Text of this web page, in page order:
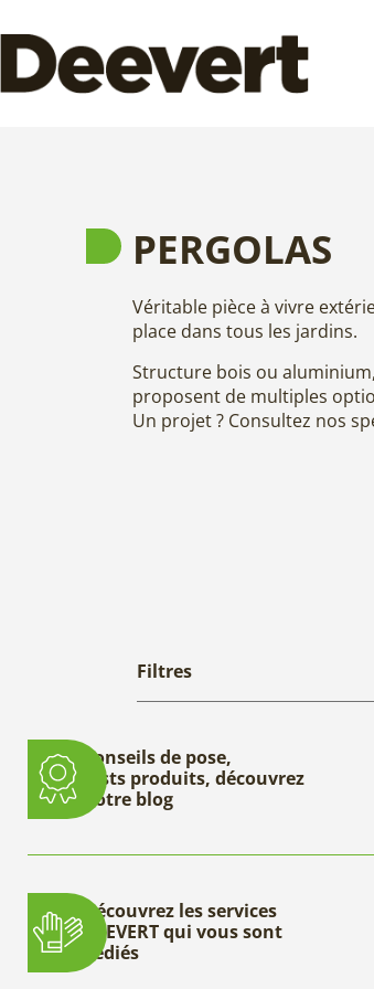
PERGOLAS
Véritable pièce à vivre
place dans tous les jardins.
Structure bois ou
proposent de multiples
Un projet ? Consultez nos
Filtres
Conseils de pose,
tests produits, découvrez
notre blog
Découvrez les services
DEEVERT qui vous sont
dédiés